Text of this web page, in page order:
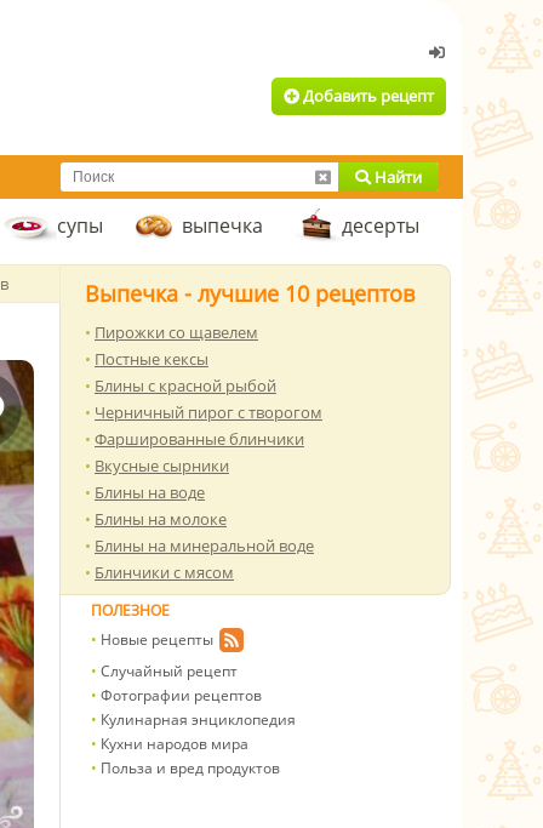
Добавить рецепт
Найти
супы выпечка десерты
Выпечка - лучшие 10 рецептов
Пирожки со щавелем
Постные кексы
Блины с красной рыбой
Черничный пирог с творогом
Фаршированные блинчики
Вкусные сырники
Блины на воде
Блины на молоке
Блины на минеральной воде
Блинчики с мясом
ПОЛЕЗНОЕ
Новые рецепты
Случайный рецепт
Фотографии рецептов
Кулинарная энциклопедия
Кухни народов мира
Польза и вред продуктов